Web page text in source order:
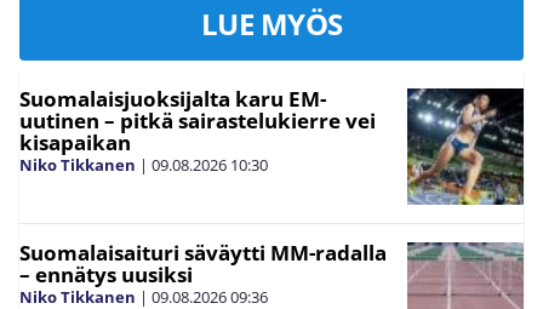
LUE MYÖS
Suomalaisjuoksijalta karu EM-
uutinen – pitkä sairastelukierre vei
kisapaikan
Niko Tikkanen | 09.08.2026 10:30
Suomalaisaituri säväytti MM-radalla
– ennätys uusiksi
Niko Tikkanen | 09.08.202609:36